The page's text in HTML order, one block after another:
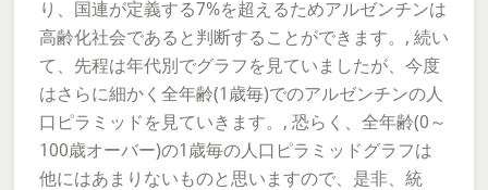
り、国連が定義する7%を超えるためアルゼンチンは
高齢化社会であると判断することができます。, 続い
て、先程は年代別でグラフを見ていましたが、今度
はさらに細かく全年齢(1歳毎)でのアルゼンチンの人
口ピラミッドを見ていきます。, 恐らく、全年齢(0～
100歳オーバー)の1歳毎の人口ピラミッドグラフは
他にはあまりないものと思いますので、是非、統